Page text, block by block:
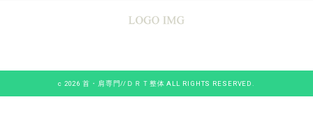
c 2026 首・肩専門//ＤＲＴ整体 ALL RIGHTS RESERVED.